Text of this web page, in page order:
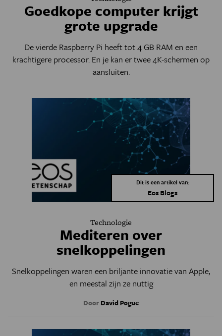
Goedkope computer krijgt
grote upgrade
De vierde Raspberry Pi heeft tot 4 GB RAM en een
krachtigere processor. En je kan er twee 4K-schermen op
aansluiten.
Dit is een artikel van:
Eos Blogs
Technologie
Mediteren over
snelkoppelingen
Snelkoppelingen waren een briljante innovatie van Apple,
en meestal zijn ze nuttig
Door David Pogue